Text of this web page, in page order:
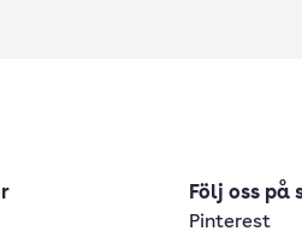
Följ oss på
Pinterest